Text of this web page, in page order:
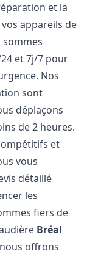
et la
appareils de
sommes
et 7j/7 pour
Nos
sont
déplaçons
de 2 heures.
et
vous
détaillé
les
fiers de
Bréal
offrons